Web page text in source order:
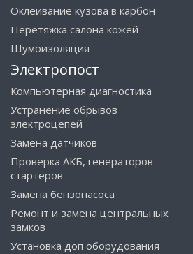
Оклеивание кузова в карбон
Перетяжка салона кожей
Шумоизоляция
Электропост
Компьютерная диагностика
Устранение обрывов
электроцепей
Замена датчиков
Проверка АКБ, генераторов
стартеров
Замена бензонасоса
Ремонт и замена центральных
замков
Установка доп оборудования